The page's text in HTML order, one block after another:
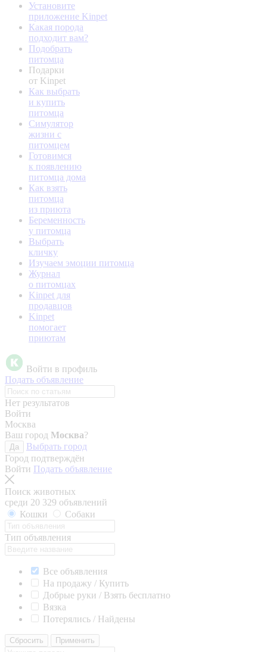
Установите
приложение Kinpet
Какая порода
подходит вам?
Подобрать
питомца
Подарки
от Kinpet
Как выбрать
и купить
питомца
Симулятор
жизни с
питомцем
Готовимся
к появлению
питомца дома
Как взять
питомца
из приюта
Беременность
у питомца
Выбрать
кличку
Изучаем эмоции питомца
Журнал
о питомцах
Kinpet для
продавцов
Kinpet
помогает
приютам
Войти в профиль
Подать объявление
Нет результатов
Войти
Москва
Ваш город Москва?
Да
Выбрать город
Город подтверждён
Войти Подать объявление
Поиск животных
среди 20 329 объявлений
Кошки
Собаки
Тип объявления
Все объявления
На продажу / Купить
Добрые руки / Взять бесплатно
Вязка
Потерялись / Найдены
Сбросить Применить